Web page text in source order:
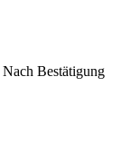
Nach Bestätigung